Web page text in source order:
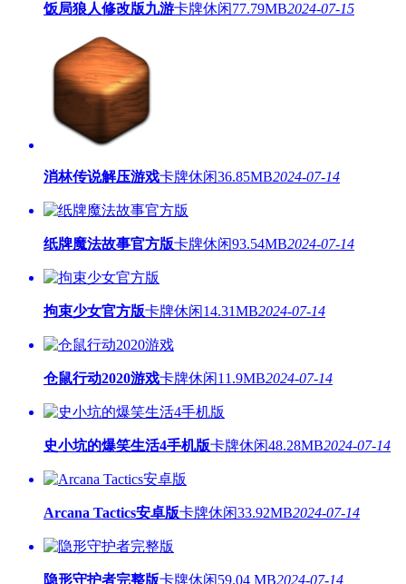
饭局狼人修改版九游卡牌休闲77.79MB2024-07-15
消林传说解压游戏卡牌休闲36.85MB2024-07-14
纸牌魔法故事官方版卡牌休闲93.54MB2024-07-14
拘束少女官方版卡牌休闲14.31MB2024-07-14
仓鼠行动2020游戏卡牌休闲11.9MB2024-07-14
史小坑的爆笑生活4手机版卡牌休闲48.28MB2024-07-14
Arcana Tactics安卓版卡牌休闲33.92MB2024-07-14
隐形守护者完整版卡牌休闲59.04 MB2024-07-14